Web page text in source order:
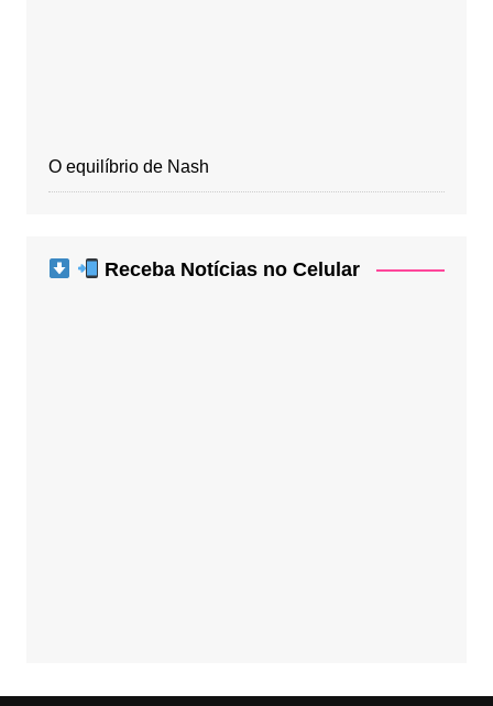
O equilíbrio de Nash
Receba Notícias no Celular